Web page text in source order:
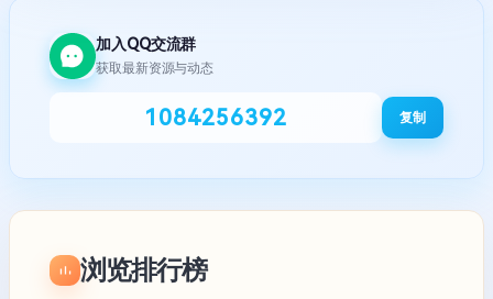
加入QQ交流群
获取最新资源与动态
1084256392 复制
浏览排行榜